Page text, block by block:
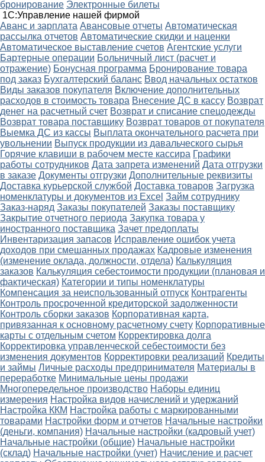
бронирование Электронные билеты
1С:Управление нашей фирмой
Аванс и зарплата Авансовые отчеты Автоматическая
рассылка отчетов Автоматические скидки и наценки
Автоматическое выставление счетов Агентские услуги
Бартерные операции Больничный лист (расчет и
отражение) Бонусная программа Бронирование товара
под заказ Бухгалтерский баланс Ввод начальных остатков
Виды заказов покупателя Включение дополнительных
расходов в стоимость товара Внесение ДС в кассу Возврат
денег на расчетный счет Возврат и списание спецодежды
Возврат товара поставщику Возврат товаров от покупателя
Выемка ДС из кассы Выплата окончательного расчета при
увольнении Выпуск продукции из давальческого сырья
Горячие клавиши в рабочем месте кассира Графики
работы сотрудников Дата запрета изменений Дата отгрузки
в заказе Документы отгрузки Дополнительные реквизиты
Доставка курьерской службой Доставка товаров Загрузка
номенклатуры и документов из Excel Займ сотруднику
Заказ-наряд Заказы покупателей Заказы поставщику
Закрытие отчетного периода Закупка товара у
иностранного поставщика Зачет предоплаты
Инвентаризация запасов Исправление ошибок учета
доходов при смешанных продажах Кадровые изменения
(изменение оклада, должности, отдела) Калькуляция
заказов Калькуляция себестоимости продукции (плановая и
фактическая) Категории и типы номенклатуры
Компенсация за неиспользованный отпуск Контрагенты
Контроль просроченной кредиторской задолженности
Контроль сборки заказов Корпоративная карта,
привязанная к основному расчетному счету Корпоративные
карты с отдельным счетом Корректировка долга
Корректировка управленческой себестоимости без
изменения документов Корректировки реализаций Кредиты
и займы Личные расходы предпринимателя Материалы в
переработке Минимальные цены продажи
Многопередельное производство Наборы единиц
измерения Настройка видов начислений и удержаний
Настройка ККМ Настройка работы с маркированными
товарами Настройки форм и отчетов Начальные настройки
(деньги, компания) Начальные настройки (кадровый учет)
Начальные настройки (общие) Начальные настройки
(склад) Начальные настройки (учет) Начисление и расчет